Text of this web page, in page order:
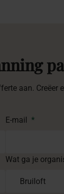
aan. Creëer
E-mail *
Wat ga je